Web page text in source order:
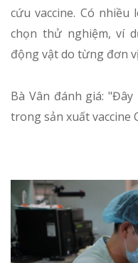
cứu vaccine. Có
chọn thử nghiệm, ví
động vật do từng đơn
Bà Vân đánh giá:
trong sản xuất vaccine